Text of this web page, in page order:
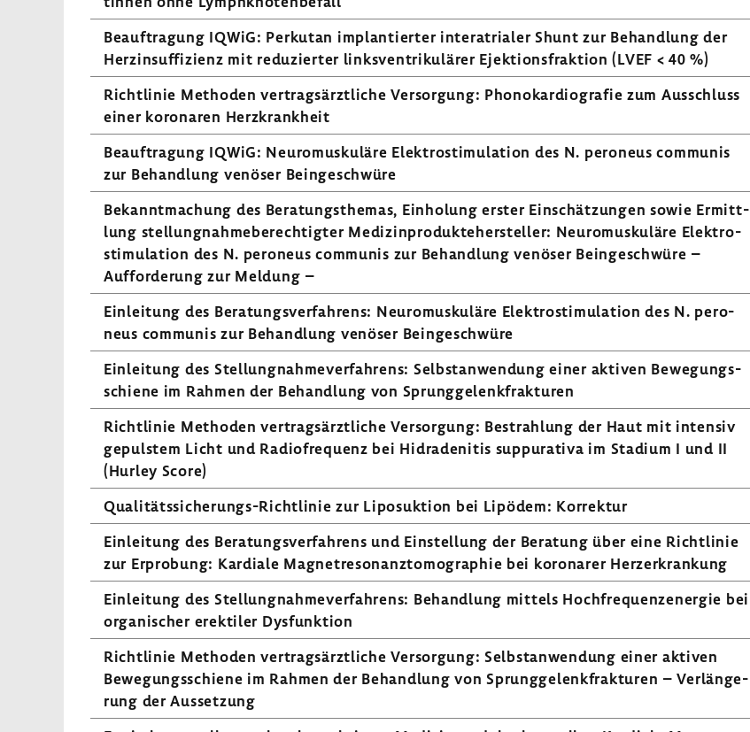
Beauf­tra­gung IQWiG: Perkutan implan­tierter inte­ra­trialer Shunt zur Behand­lung der
Herz­in­suf­fi­zienz mit redu­zierter links­ven­tri­ku­lärer Ejek­ti­ons­frak­tion (LVEF < 40 %)
Richt­linie Methoden vertrags­ärzt­liche Versor­gung: Phono­kar­dio­grafie zum Ausschluss
einer koro­naren Herz­krank­heit
Beauf­tra­gung IQWiG: Neuro­mus­ku­läre Elek­tro­sti­mu­la­tion des N. pero­neus communis
zur Behand­lung venöser Bein­ge­schwüre
Bekannt­ma­chung des Bera­tungs­themas, Einho­lung erster Einschät­zungen sowie Ermitt­
lung stel­lung­nah­me­be­rech­tigter Medi­zin­pro­dukte­her­steller: Neuro­mus­ku­läre Elek­tro­
sti­mu­la­tion des N. pero­neus communis zur Behand­lung venöser Bein­ge­schwüre –
Auffor­de­rung zur Meldung –
Einlei­tung des Bera­tungs­ver­fah­rens: Neuro­mus­ku­läre Elek­tro­sti­mu­la­tion des N. pero­
neus communis zur Behand­lung venöser Bein­ge­schwüre
Einlei­tung des Stel­lung­nah­me­ver­fah­rens: Selbst­an­wen­dung einer aktiven Bewe­gungs­
schiene im Rahmen der Behand­lung von Sprung­ge­lenk­frak­turen
Richt­linie Methoden vertrags­ärzt­liche Versor­gung: Bestrah­lung der Haut mit intensiv
gepulstem Licht und Radio­fre­quenz bei Hidra­de­nitis suppu­ra­tiva im Stadium I und II
(Hurley Score)
Qualitätssicherungs-​Richtlinie zur Lipo­suk­tion bei Lipödem: Korrektur
Einlei­tung des Bera­tungs­ver­fah­rens und Einstel­lung der Bera­tung über eine Richt­linie
zur Erpro­bung: Kardiale Magnet­re­so­nanz­to­mo­gra­phie bei koro­narer Herz­er­kran­kung
Einlei­tung des Stel­lung­nah­me­ver­fah­rens: Behand­lung mittels Hoch­fre­quenz­energie bei
orga­ni­scher erek­tiler Dysfunk­tion
Richt­linie Methoden vertrags­ärzt­liche Versor­gung: Selbst­an­wen­dung einer aktiven
Bewe­gungs­schiene im Rahmen der Behand­lung von Sprung­ge­lenk­frak­turen – Verlän­ge­
rung der Ausset­zung